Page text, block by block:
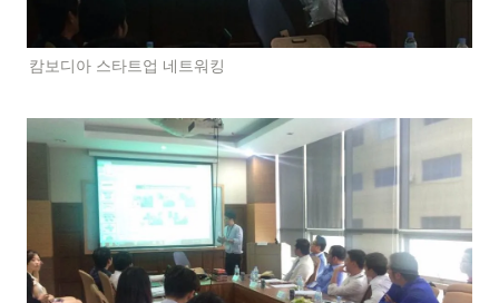
캄보디아 스타트업 네트워킹